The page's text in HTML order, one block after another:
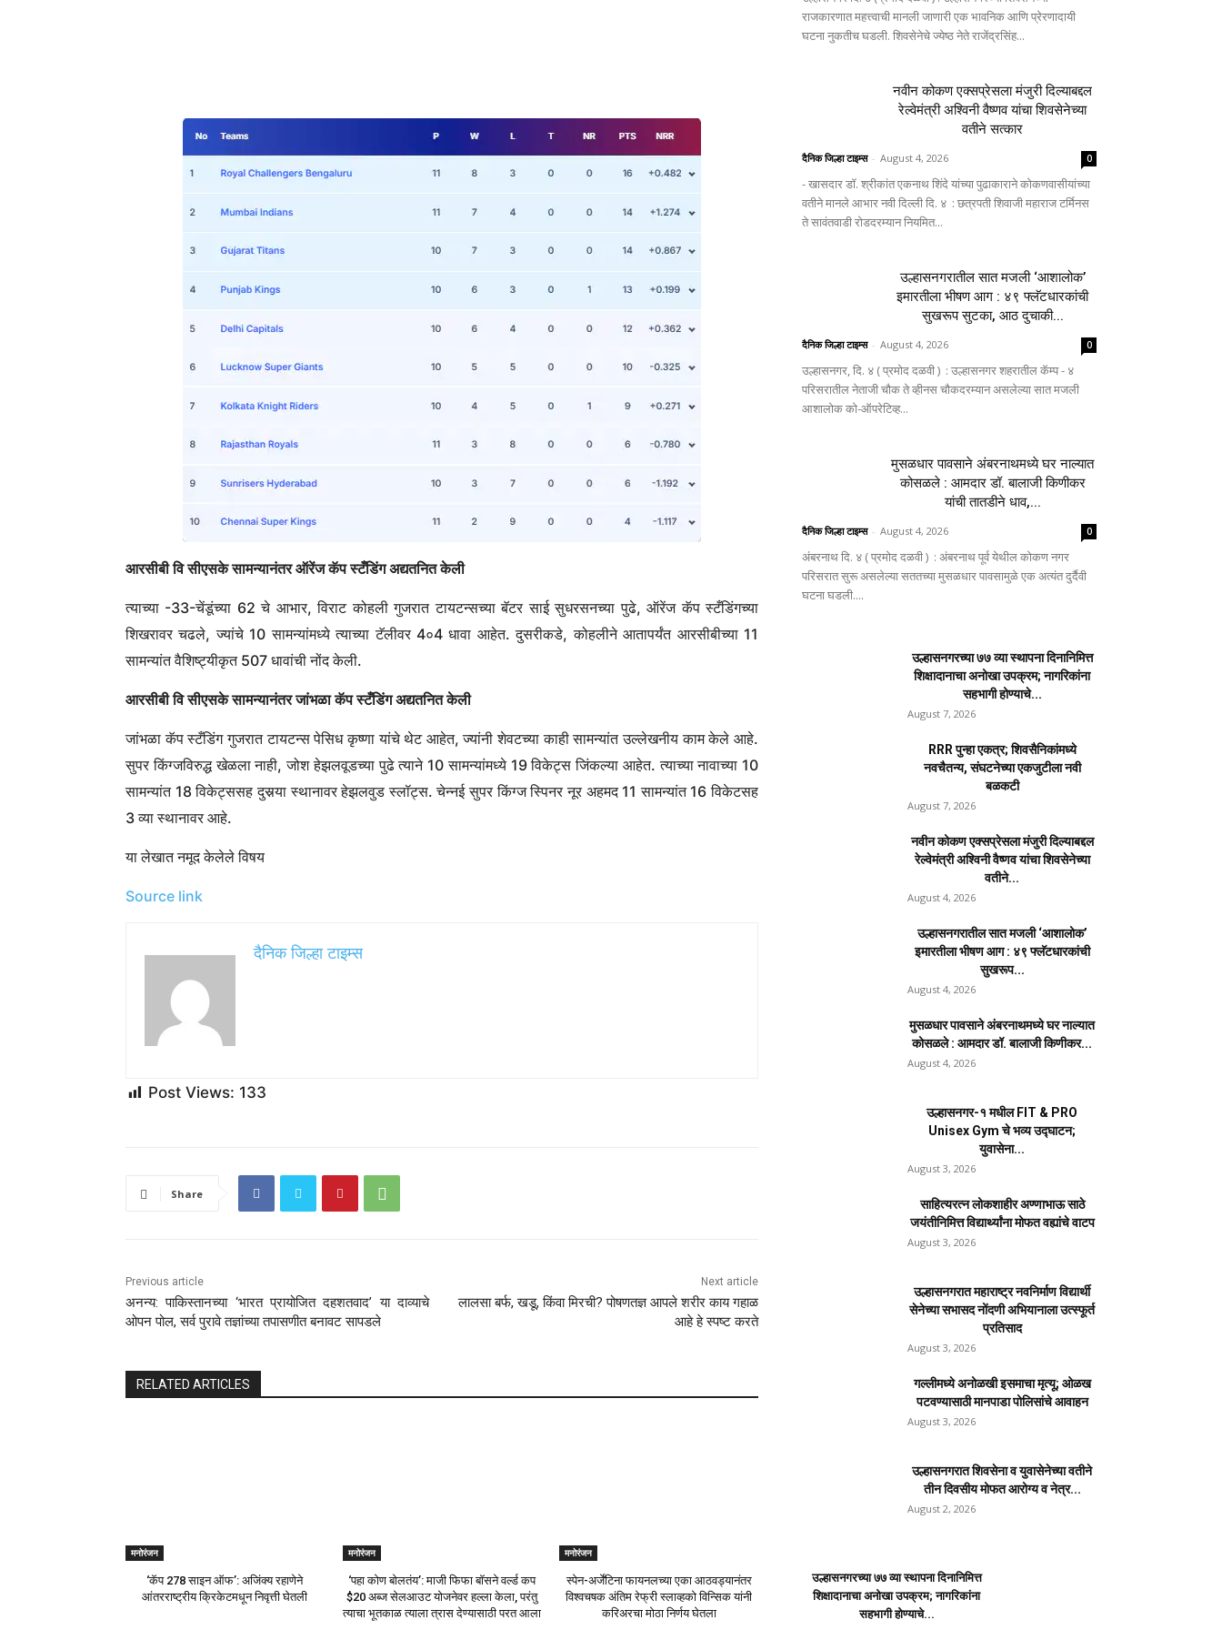
आरसीबी वि सीएसके सामन्यानंतर ऑरेंज कॅप स्टँडिंग अद्यतनित केली
त्याच्या -33-चेंडूंच्या 62 चे आभार, विराट कोहली गुजरात टायटन्सच्या बॅटर साई सुधरसनच्या पुढे, ऑरेंज कॅप स्टँडिंगच्या
शिखरावर चढले, ज्यांचे 10 सामन्यांमध्ये त्याच्या टॅलीवर 4०4 धावा आहेत. दुसरीकडे, कोहलीने आतापर्यंत आरसीबीच्या 11
सामन्यांत वैशिष्ट्यीकृत 507 धावांची नोंद केली.
आरसीबी वि सीएसके सामन्यानंतर जांभळा कॅप स्टँडिंग अद्यतनित केली
जांभळा कॅप स्टँडिंग गुजरात टायटन्स पेसिध कृष्णा यांचे थेट आहेत, ज्यांनी शेवटच्या काही सामन्यांत उल्लेखनीय काम केले आहे.
सुपर किंग्जविरुद्ध खेळला नाही, जोश हेझलवूडच्या पुढे त्याने 10 सामन्यांमध्ये 19 विकेट्स जिंकल्या आहेत. त्याच्या नावाच्या 10
सामन्यांत 18 विकेट्ससह दुसर्‍या स्थानावर हेझलवुड स्लॉट्स. चेन्नई सुपर किंग्ज स्पिनर नूर अहमद 11 सामन्यांत 16 विकेटसह
3 व्या स्थानावर आहे.
या लेखात नमूद केलेले विषय
Source link
दैनिक जिल्हा टाइम्स
Post Views: 133
Share
Previous article
अनन्य: पाकिस्तानच्या ‘भारत प्रायोजित दहशतवाद’ या दाव्याचे
ओपन पोल, सर्व पुरावे तज्ञांच्या तपासणीत बनावट सापडले
Next article
लालसा बर्फ, खडू, किंवा मिरची? पोषणतज्ञ आपले शरीर काय गहाळ
आहे हे स्पष्ट करते
RELATED ARTICLES
मनोरंजन
‘कॅप 278 साइन ऑफ’: अजिंक्य रहाणेने
आंतरराष्ट्रीय क्रिकेटमधून निवृत्ती घेतली
मनोरंजन
‘पहा कोण बोलतंय’: माजी फिफा बॉसने वर्ल्ड कप
$20 अब्ज सेलआउट योजनेवर हल्ला केला, परंतु
त्याचा भूतकाळ त्याला त्रास देण्यासाठी परत आला
मनोरंजन
स्पेन-अर्जेंटिना फायनलच्या एका आठवड्यानंतर
विश्वचषक अंतिम रेफ्री स्लाव्हको विन्सिक यांनी
करिअरचा मोठा निर्णय घेतला
राजकारणात महत्त्वाची मानली जाणारी एक भावनिक आणि प्रेरणादायी
घटना नुकतीच घडली. शिवसेनेचे ज्येष्ठ नेते राजेंद्रसिंह...
नवीन कोकण एक्सप्रेसला मंजुरी दिल्याबद्दल
रेल्वेमंत्री अश्विनी वैष्णव यांचा शिवसेनेच्या
वतीने सत्कार
दैनिक जिल्हा टाइम्स - August 4, 2026 0
- खासदार डॉ. श्रीकांत एकनाथ शिंदे यांच्या पुढाकाराने कोकणवासीयांच्या
वतीने मानले आभार नवी दिल्ली दि. ४ : छत्रपती शिवाजी महाराज टर्मिनस
ते सावंतवाडी रोडदरम्यान नियमित...
उल्हासनगरातील सात मजली ‘आशालोक’
इमारतीला भीषण आग : ४९ फ्लॅटधारकांची
सुखरूप सुटका, आठ दुचाकी...
दैनिक जिल्हा टाइम्स - August 4, 2026 0
उल्हासनगर, दि. ४ ( प्रमोद दळवी ) : उल्हासनगर शहरातील कॅम्प - ४
परिसरातील नेताजी चौक ते व्हीनस चौकदरम्यान असलेल्या सात मजली
आशालोक को-ऑपरेटिव्ह...
मुसळधार पावसाने अंबरनाथमध्ये घर नाल्यात
कोसळले : आमदार डॉ. बालाजी किणीकर
यांची तातडीने धाव,...
दैनिक जिल्हा टाइम्स - August 4, 2026 0
अंबरनाथ दि. ४ ( प्रमोद दळवी ) : अंबरनाथ पूर्व येथील कोकण नगर
परिसरात सुरू असलेल्या सततच्या मुसळधार पावसामुळे एक अत्यंत दुर्दैवी
घटना घडली....
उल्हासनगरच्या ७७ व्या स्थापना दिनानिमित्त
शिक्षादानाचा अनोखा उपक्रम; नागरिकांना
सहभागी होण्याचे...
August 7, 2026
RRR पुन्हा एकत्र; शिवसैनिकांमध्ये
नवचैतन्य, संघटनेच्या एकजुटीला नवी
बळकटी
August 7, 2026
नवीन कोकण एक्सप्रेसला मंजुरी दिल्याबद्दल
रेल्वेमंत्री अश्विनी वैष्णव यांचा शिवसेनेच्या
वतीने...
August 4, 2026
उल्हासनगरातील सात मजली ‘आशालोक’
इमारतीला भीषण आग : ४९ फ्लॅटधारकांची
सुखरूप...
August 4, 2026
मुसळधार पावसाने अंबरनाथमध्ये घर नाल्यात
कोसळले : आमदार डॉ. बालाजी किणीकर...
August 4, 2026
उल्हासनगर-१ मधील FIT & PRO
Unisex Gym चे भव्य उद्घाटन;
युवासेना...
August 3, 2026
साहित्यरत्न लोकशाहीर अण्णाभाऊ साठे
जयंतीनिमित्त विद्यार्थ्यांना मोफत वह्यांचे वाटप
August 3, 2026
उल्हासनगरात महाराष्ट्र नवनिर्माण विद्यार्थी
सेनेच्या सभासद नोंदणी अभियानाला उत्स्फूर्त
प्रतिसाद
August 3, 2026
गल्लीमध्ये अनोळखी इसमाचा मृत्यू; ओळख
पटवण्यासाठी मानपाडा पोलिसांचे आवाहन
August 3, 2026
उल्हासनगरात शिवसेना व युवासेनेच्या वतीने
तीन दिवसीय मोफत आरोग्य व नेत्र...
August 2, 2026
उल्हासनगरच्या ७७ व्या स्थापना दिनानिमित्त
शिक्षादानाचा अनोखा उपक्रम; नागरिकांना
सहभागी होण्याचे...